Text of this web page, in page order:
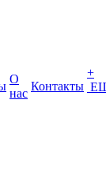
О
нас
Контакты
+